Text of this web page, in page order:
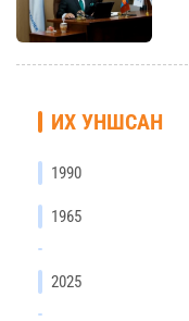
ИХ УНШСАН
1990
1965
2025